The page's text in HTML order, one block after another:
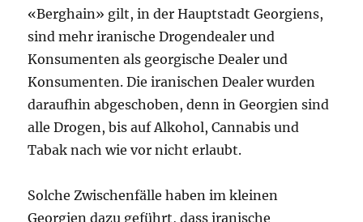
«Berghain» gilt, in der Hauptstadt Georgiens,
sind mehr iranische Drogendealer und
Konsumenten als georgische Dealer und
Konsumenten. Die iranischen Dealer wurden
daraufhin abgeschoben, denn in Georgien sind
alle Drogen, bis auf Alkohol, Cannabis und
Tabak nach wie vor nicht erlaubt.
Solche Zwischenfälle haben im kleinen
Georgien dazu geführt, dass iranische